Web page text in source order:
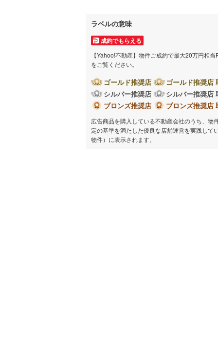
ラベルの意味
成約でもらえる
【Yahoo!不動産】物件ご成約で最大20万円相
をご覧ください。
ゴールド推奨店
ゴールド推奨店
シルバー推奨店
シルバー推奨店
ブロンズ推奨店
ブロンズ推奨店
広告商品を購入している不動産会社のうち、
定の基準を満たした優良な店舗運営を実践し
物件）に表示されます。